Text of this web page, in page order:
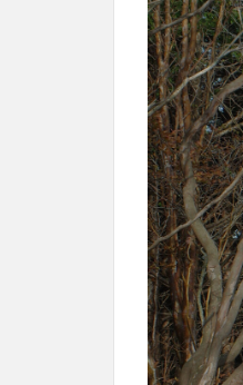
片
道2
時
間
を
歩
く
2
釣り
の準
備開
始。
恐ろ
しい